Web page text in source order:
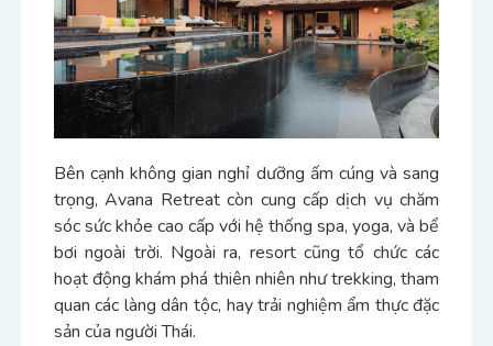
Bên cạnh không gian nghỉ dưỡng ấm cúng và sang
trọng, Avana Retreat còn cung cấp dịch vụ chăm
sóc sức khỏe cao cấp với hệ thống spa, yoga, và bể
bơi ngoài trời. Ngoài ra, resort cũng tổ chức các
hoạt động khám phá thiên nhiên như trekking, tham
quan các làng dân tộc, hay trải nghiệm ẩm thực đặc
sản của người Thái.